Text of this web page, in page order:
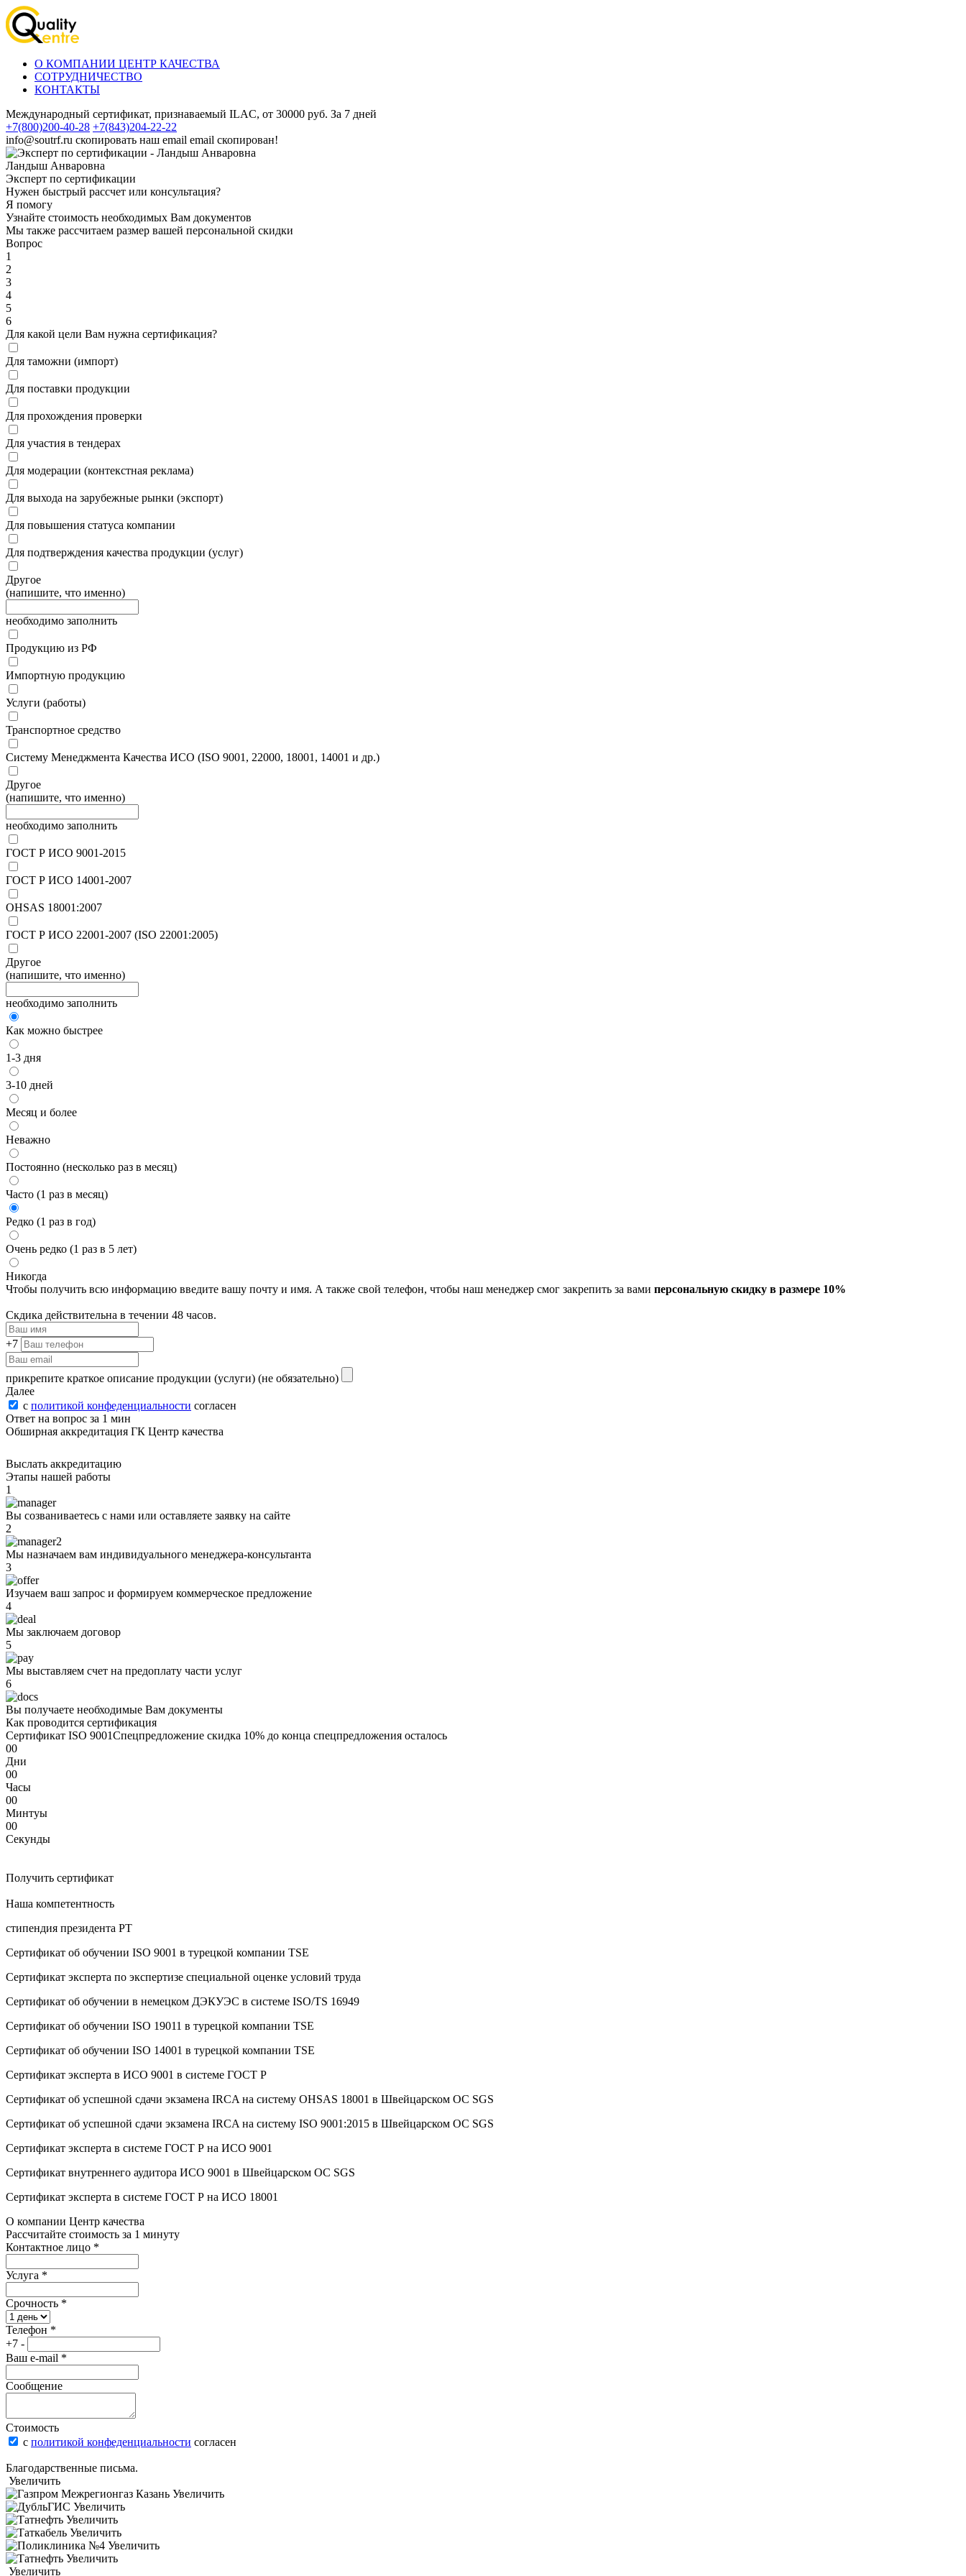
О КОМПАНИИ ЦЕНТР КАЧЕСТВА
СОТРУДНИЧЕСТВО
КОНТАКТЫ
Международный сертификат, признаваемый ILAC, от 30000 руб. За 7 дней
+7(800)200-40-28 +7(843)204-22-22
info@soutrf.ru скопировать наш email email скопирован!
Ландыш Анваровна
Эксперт по сертификации
Нужен быстрый рассчет или консультация?
Я помогу
Узнайте стоимость необходимых Вам документов
Мы также рассчитаем размер вашей персональной скидки
Вопрос
1
2
3
4
5
6
Для какой цели Вам нужна сертификация?
Для таможни (импорт)
Для поставки продукции
Для прохождения проверки
Для участия в тендерах
Для модерации (контекстная реклама)
Для выхода на зарубежные рынки (экспорт)
Для повышения статуса компании
Для подтверждения качества продукции (услуг)
Другое
(напишите, что именно)
необходимо заполнить
Продукцию из РФ
Импортную продукцию
Услуги (работы)
Транспортное средство
Систему Менеджмента Качества ИСО (ISO 9001, 22000, 18001, 14001 и др.)
Другое
(напишите, что именно)
необходимо заполнить
ГОСТ Р ИСО 9001-2015
ГОСТ Р ИСО 14001-2007
OHSAS 18001:2007
ГОСТ Р ИСО 22001-2007 (ISO 22001:2005)
Другое
(напишите, что именно)
необходимо заполнить
Как можно быстрее
1-3 дня
3-10 дней
Месяц и более
Неважно
Постоянно (несколько раз в месяц)
Часто (1 раз в месяц)
Редко (1 раз в год)
Очень редко (1 раз в 5 лет)
Никогда
Чтобы получить всю информацию введите вашу почту и имя. А также свой телефон, чтобы наш менеджер смог закрепить за вами персональную скидку в размере 10%
Скдика действительна в течении 48 часов.
+7
прикрепите краткое описание продукции (услуги) (не обязательно)
Далее
с политикой конфеденциальности согласен
Ответ на вопрос за 1 мин
Обширная аккредитация ГК Центр качества
Выслать аккредитацию
Этапы нашей работы
1
Вы созваниваетесь с нами или оставляете заявку на сайте
2
Мы назначаем вам индивидуального менеджера-консультанта
3
Изучаем ваш запрос и формируем коммерческое предложение
4
Мы заключаем договор
5
Мы выставляем счет на предоплату части услуг
6
Вы получаете необходимые Вам документы
Как проводится сертификация
Сертификат ISO 9001Спецпредложение скидка 10% до конца спецпредложения осталось
00
Дни
00
Часы
00
Минтуы
00
Секунды
Получить сертификат
Наша компетентность
стипендия президента РТ
Сертификат об oбучeнии ISO 9001 в турецкой компании TSE
Сертификат эксперта по экспертизе специальной оценке условий труда
Сертификат об oбучeнии в немецком ДЭКУЭС в системе ISO/TS 16949
Сертификат об oбучeнии ISO 19011 в турецкой компании TSE
Сертификат об oбучeнии ISO 14001 в турецкой компании TSE
Сертификат эксперта в ИСО 9001 в системе ГОСТ Р
Сертификат об успешной сдачи экзамена IRCA на систему OHSAS 18001 в Швейцарском ОС SGS
Сертификат об успешной сдачи экзамена IRCA на систему ISO 9001:2015 в Швейцарском ОС SGS
Сертификат эксперта в системе ГОСТ Р на ИСО 9001
Сертификат внутреннего аудитора ИСО 9001 в Швейцарском ОС SGS
Сертификат эксперта в системе ГОСТ Р на ИСО 18001
О компании Центр качества
Рассчитайте стоимость за 1 минуту
Контактное лицо *
Услуга *
Срочность *
Телефон *
+7 -
Ваш e-mail *
Сообщение
Стоимость
с политикой конфеденциальности согласен
Благодарственные письма.
Увеличить
Увеличить
Увеличить
Увеличить
Увеличить
Увеличить
Увеличить
Увеличить